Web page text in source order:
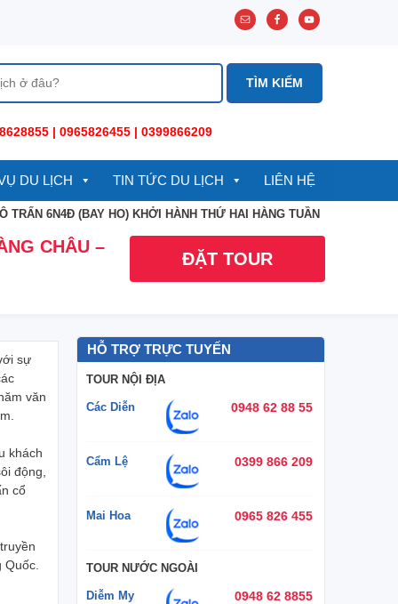
| 0965826455 | 0399866209
DU LỊCH TIN TỨC DU LỊCH LIÊN HỆ
TRẤN 6N4Đ (BAY HO) KHỞI HÀNH THỨ HAI HÀNG TUẦN
CHÂU –
ĐẶT TOUR
sự
văn
khách
động,
cổ
HỖ TRỢ TRỰC TUYẾN
TOUR NỘI ĐỊA
Các Diễn 0948 62 88 55
Cẩm Lệ 0399 866 209
Mai Hoa 0965 826 455
TOUR NƯỚC NGOÀI
Diễm My 0948 62 8855